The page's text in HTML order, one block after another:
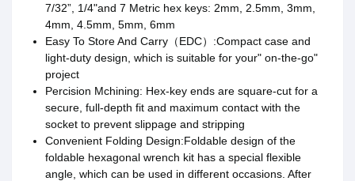
7/32”, 1/4"and 7 Metric hex keys: 2mm, 2.5mm, 3mm,
4mm, 4.5mm, 5mm, 6mm
Easy To Store And Carry（EDC）:Compact case and
light-duty design, which is suitable for your" on-the-go"
project
Percision Mchining: Hex-key ends are square-cut for a
secure, full-depth fit and maximum contact with the
socket to prevent slippage and stripping
Convenient Folding Design:Foldable design of the
foldable hexagonal wrench kit has a special flexible
angle, which can be used in different occasions. After